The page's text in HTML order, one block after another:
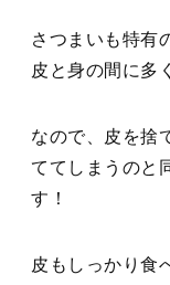
さつまいも特有
皮と身の間に多
なので、皮を捨
ててしまうのと
す！
皮もしっかり食